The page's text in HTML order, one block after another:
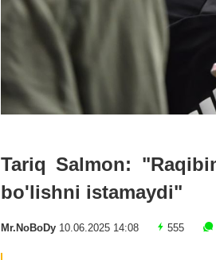
Tariq Salmon:
bo'lishni istamaydi"
Mr.NoBoDy 10.06.2025 14:08 555